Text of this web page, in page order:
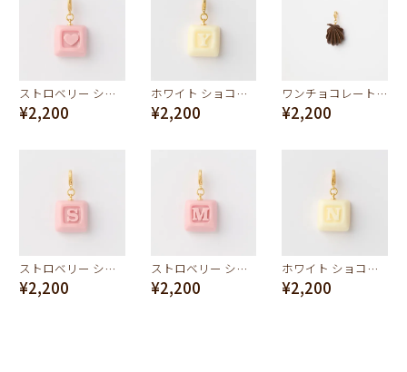
ストロベリー ショコラ イニシャル チャーム/ハート
¥2,200
ホワイト ショコラ イニシャル チャーム/Y
¥2,200
ワンチョコレートホイップクリーム SSチャーム
¥2,200
ストロベリー ショコラ イニシャル チャーム/S
¥2,200
ストロベリー ショコラ イニシャル チャーム/M
¥2,200
ホワイト ショコラ イニシャル チャーム/N
¥2,200